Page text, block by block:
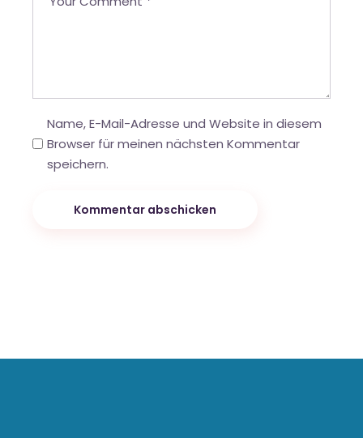
Name, E-Mail-Adresse und Website in diesem
Browser für meinen nächsten Kommentar
speichern.
Kommentar abschicken